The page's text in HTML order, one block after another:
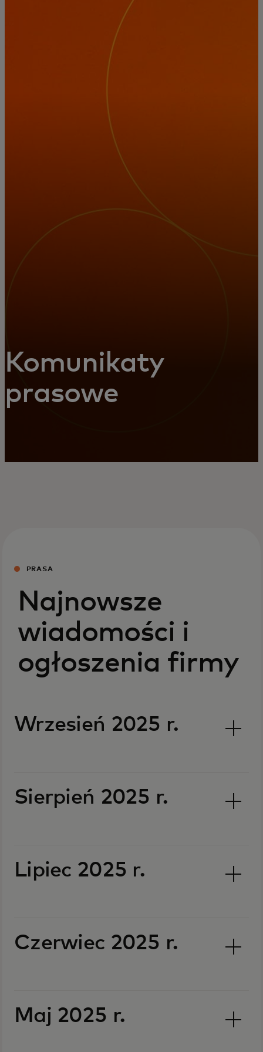
Dla innowatorów
Aktualności i trendy
Komunikaty
prasowe
PRASA
Najnowsze
wiadomości i
ogłoszenia firmy
Wrzesień 2025 r.
Sierpień 2025 r.
Lipiec 2025 r.
Czerwiec 2025 r.
Maj 2025 r.